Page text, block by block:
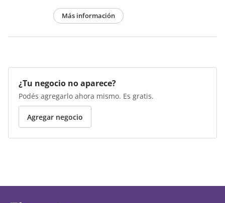
Más información
¿Tu negocio no aparece?
Podés agregarlo ahora mismo. Es gratis.
Agregar negocio